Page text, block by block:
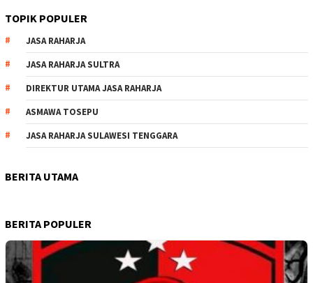
TOPIK POPULER
JASA RAHARJA
JASA RAHARJA SULTRA
DIREKTUR UTAMA JASA RAHARJA
ASMAWA TOSEPU
JASA RAHARJA SULAWESI TENGGARA
BERITA UTAMA
BERITA POPULER